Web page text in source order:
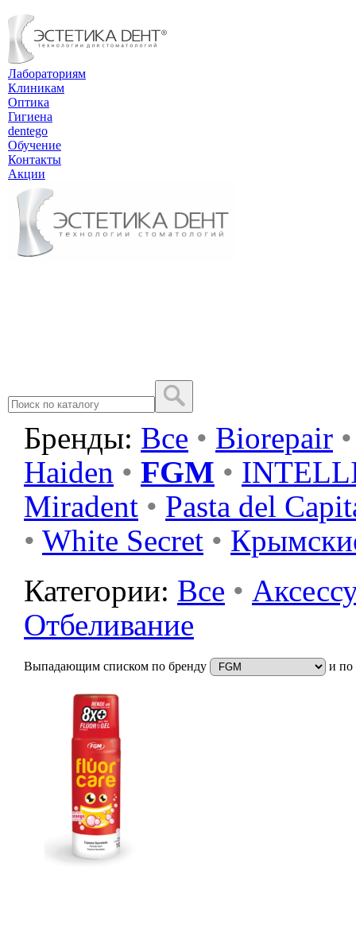
Лабораториям
Клиникам
Оптика
Гигиена
dentego
Обучение
Контакты
Акции
Бренды: Все • Biorepair •
Haiden • FGM •
Miradent • Pasta del
• White Secret •
Категории: Все •
Отбеливание
Выпадающим списком по бренду и по